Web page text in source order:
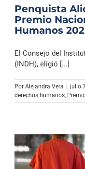
Penquista
Premio
Humanos
El Consejo del
(INDH), eligió [...]
Por Alejandra Vera | julio
derechos humanos